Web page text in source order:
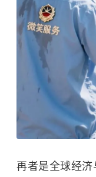
再者是全球经济